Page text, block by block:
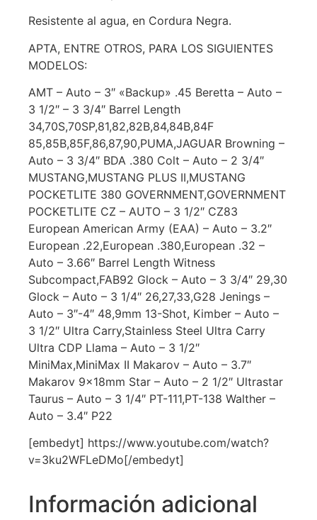
Resistente al agua, en Cordura Negra.
APTA, ENTRE OTROS, PARA LOS SIGUIENTES
MODELOS:
AMT – Auto – 3″ «Backup» .45 Beretta – Auto –
3 1/2″ – 3 3/4″ Barrel Length
34,70S,70SP,81,82,82B,84,84B,84F
85,85B,85F,86,87,90,PUMA,JAGUAR Browning –
Auto – 3 3/4″ BDA .380 Colt – Auto – 2 3/4″
MUSTANG,MUSTANG PLUS II,MUSTANG
POCKETLITE 380 GOVERNMENT,GOVERNMENT
POCKETLITE CZ – AUTO – 3 1/2″ CZ83
European American Army (EAA) – Auto – 3.2″
European .22,European .380,European .32 –
Auto – 3.66″ Barrel Length Witness
Subcompact,FAB92 Glock – Auto – 3 3/4″ 29,30
Glock – Auto – 3 1/4″ 26,27,33,G28 Jenings –
Auto – 3″-4″ 48,9mm 13-Shot, Kimber – Auto –
3 1/2″ Ultra Carry,Stainless Steel Ultra Carry
Ultra CDP Llama – Auto – 3 1/2″
MiniMax,MiniMax II Makarov – Auto – 3.7″
Makarov 9x18mm Star – Auto – 2 1/2″ Ultrastar
Taurus – Auto – 3 1/4″ PT-111,PT-138 Walther –
Auto – 3.4″ P22
[embedyt] https://www.youtube.com/watch?
v=3ku2WFLeDMo[/embedyt]
Información adicional